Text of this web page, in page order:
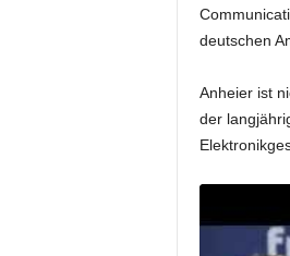
deutschen
Anheier ist
der